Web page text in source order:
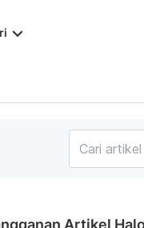
keyboard_arrow_down
Artikel